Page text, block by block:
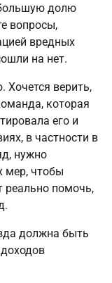
долю
вопросы,
вредных
на нет.
Хочется верить,
которая
его и
в частности в
нужно
мер, чтобы
реально помочь,
должна быть